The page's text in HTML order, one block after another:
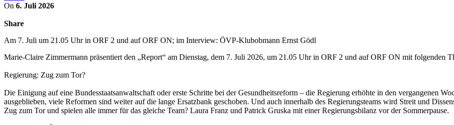
On 6. Juli 2026
Share
Am 7. Juli um 21.05 Uhr in ORF 2 und auf ORF ON; im Interview: ÖVP-Klubobmann Ernst Gödl
Marie-Claire Zimmermann präsentiert den „Report“ am Dienstag, dem 7. Juli 2026, um 21.05 Uhr in ORF 2 und auf ORF ON mit folgenden
Regierung: Zug zum Tor?
Die Einigung auf eine Bundesstaatsanwaltschaft oder erste Schritte bei der Gesundheitsreform – die Regierung erhöhte in den vergangenen
ausgeblieben, viele Reformen sind weiter auf die lange Ersatzbank geschoben. Und auch innerhalb des Regierungsteams wird Streit und
Zug zum Tor und spielen alle immer für das gleiche Team? Laura Franz und Patrick Gruska mit einer Regierungsbilanz vor der Sommerpause.